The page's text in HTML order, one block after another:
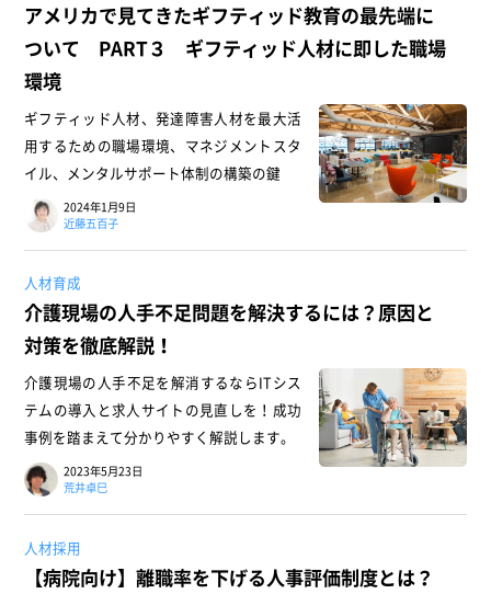
アメリカで見てきたギフティッド教育の最先端に
ついて PART３ ギフティッド人材に即した職場
環境
ギフティッド人材、発達障害人材を最大活
用するための職場環境、マネジメントスタ
イル、メンタルサポート体制の構築の鍵
2024年1月9日
近藤五百子
人材育成
介護現場の人手不足問題を解決するには？原因と
対策を徹底解説！
介護現場の人手不足を解消するならITシス
テムの導入と求人サイトの見直しを！成功
事例を踏まえて分かりやすく解説します。
2023年5月23日
荒井卓巳
人材採用
【病院向け】離職率を下げる人事評価制度とは？